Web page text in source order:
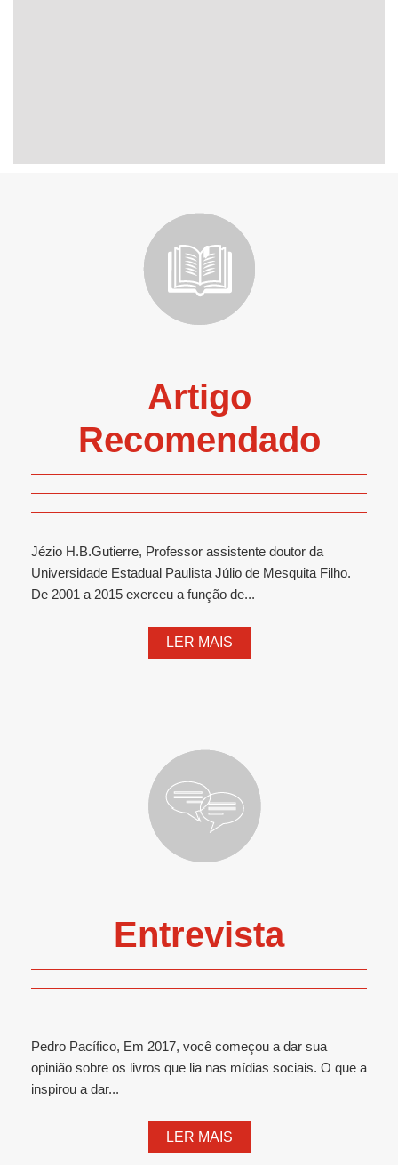
Artigo
Recomendado
Jézio H.B.Gutierre, Professor assistente doutor da
Universidade Estadual Paulista Júlio de Mesquita Filho.
De 2001 a 2015 exerceu a função de...
LER MAIS
Entrevista
Pedro Pacífico, Em 2017, você começou a dar sua
opinião sobre os livros que lia nas mídias sociais. O que a
inspirou a dar...
LER MAIS